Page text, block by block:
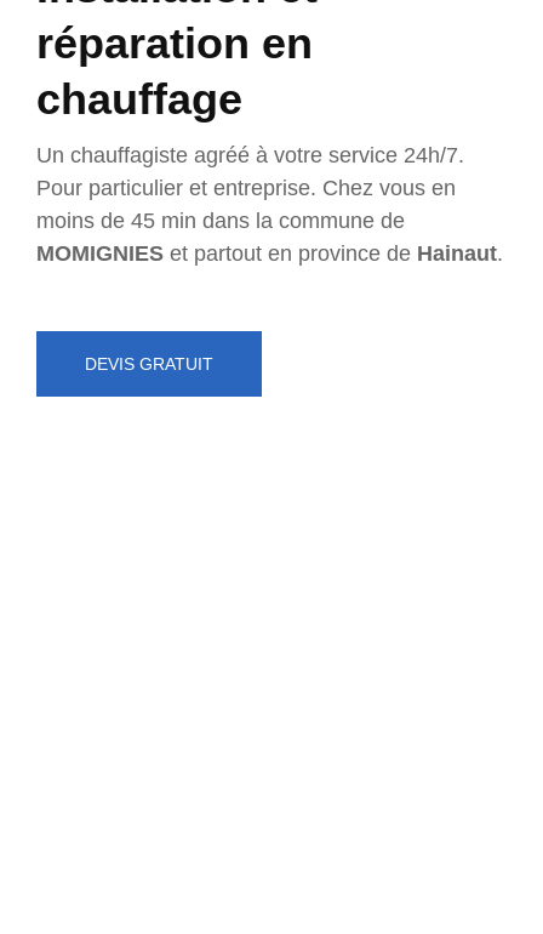
réparation en
chauffage
Un chauffagiste agréé à votre service 24h/7.
Pour particulier et entreprise. Chez vous en
moins de 45 min dans la commune de
MOMIGNIES et partout en province de Hainaut.
DEVIS GRATUIT